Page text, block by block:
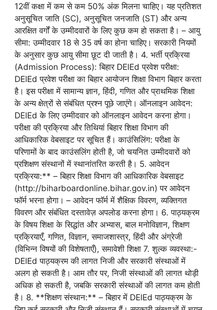
12वीं कक्षा में कम से कम 50% अंक मिलना चाहिए। यह प्रतिशत
अनुसूचित जाति (SC), अनुसूचित जनजाति (ST) और अन्य
आरक्षित वर्गों के उम्मीदवारों के लिए कुछ कम हो सकता है। – आयु
सीमा: उम्मीदवार 18 से 35 वर्ष का होना चाहिए। सरकारी नियमों
के अनुसार कुछ आयु सीमा छूट दी जाती है। 4. भर्ती प्रक्रिया
(Admission Process): बिहार DElEd प्रवेश परीक्षा:
DElEd प्रवेश परीक्षा का बिहार आयोजन शिक्षा विभाग बिहार करता
है। इस परीक्षा में सामान्य ज्ञान, हिंदी, गणित और प्राथमिक शिक्षा
के अन्य क्षेत्रों से संबंधित प्रश्न पूछे जाएंगे। ऑनलाइन आवेदन:
DElEd के लिए उम्मीदवार को ऑनलाइन आवेदन करना होगा।
परीक्षा की प्रक्रिया और तिथियां बिहार शिक्षा विभाग की
आधिकारिक वेबसाइट पर सूचित हैं। काउंसिलिंग: परीक्षा के
परिणामों के बाद काउंसलिंग होती है, जो चयनित उम्मीदवारों को
प्रशिक्षण संस्थानों में स्थानांतरित करती है। 5. आवेदन
प्रक्रिया:** – बिहार शिक्षा विभाग की आधिकारिक वेबसाइट
(http://biharboardonline.bihar.gov.in) पर आवेदन
फॉर्म भरना होगा। – आवेदन फॉर्म में शैक्षिक विवरण, व्यक्तिगत
विवरण और संबंधित दस्तावेज़ अपलोड करना होगा। 6. पाठ्यक्रम
के विषय शिक्षा के सिद्धांत और अभ्यास, बाल मनोविज्ञान, शिक्षण
प्रक्रियाएँ, गणित, विज्ञान, समाजशास्त्र, हिंदी और अंग्रेजी
(विभिन्न विषयों की विशेषताएँ), समावेशी शिक्षा 7. शुल्क व्यवस्था:-
DElEd पाठ्यक्रम की लागत निजी और सरकारी संस्थाओं में
अलग हो सकती है। आम तौर पर, निजी संस्थाओं की लागत थोड़ी
अधिक हो सकती है, जबकि सरकारी संस्थाओं की लागत कम होती
है। 8. **शिक्षण संस्थान:** – बिहार में DElEd पाठ्यक्रम के